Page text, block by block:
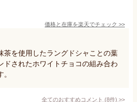
価格と在庫を楽天でチェック >>
茶を使用したラングドシャことの葉
ドされたホワイトチョコの組み合わ
全てのおすすめコメント (8件) >